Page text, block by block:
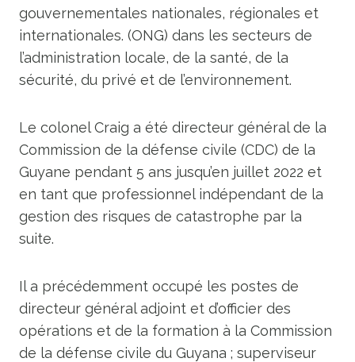
gouvernementales nationales, régionales et
internationales. (ONG) dans les secteurs de
l’administration locale, de la santé, de la
sécurité, du privé et de l’environnement.
Le colonel Craig a été directeur général de la
Commission de la défense civile (CDC) de la
Guyane pendant 5 ans jusqu’en juillet 2022 et
en tant que professionnel indépendant de la
gestion des risques de catastrophe par la
suite.
Il a précédemment occupé les postes de
directeur général adjoint et d’officier des
opérations et de la formation à la Commission
de la défense civile du Guyana ; superviseur